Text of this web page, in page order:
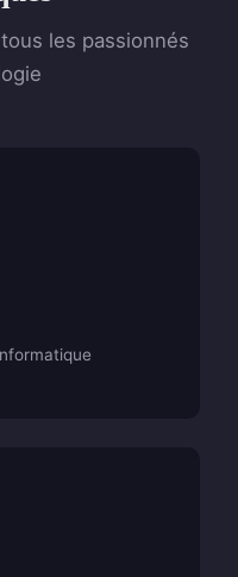
les passionnés